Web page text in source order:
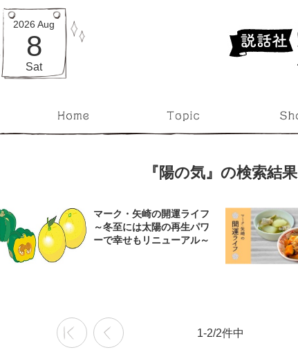
2026 Aug
8
Sat
『陽の気』の検索結果
マーク・矢崎の開運ライフ
～冬至には太陽の再生パワ
ーで幸せもリニューアル～
1-2/2件中